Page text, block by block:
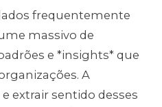
frequentemente
massivo de
e *insights* que
A
extrair sentido desses